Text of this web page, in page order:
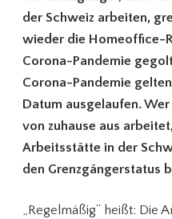
der Schweiz arbeiten,
wieder die Homeoffice-
Corona-Pandemie
Corona-Pandemie
Datum ausgelaufen.
von zuhause aus
Arbeitsstätte in der
den Grenzgängerstatus
„Regelmäßig“ heißt: Die